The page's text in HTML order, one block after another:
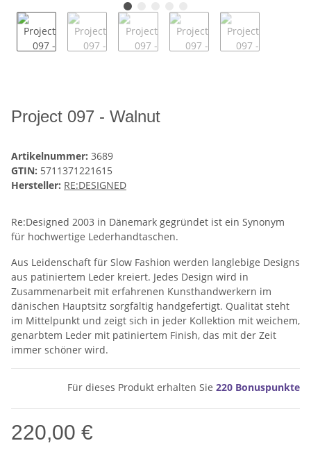
Project 097 - Walnut
Artikelnummer: 3689
GTIN: 5711371221615
Hersteller: RE:DESIGNED
Re:Designed 2003 in Dänemark gegründet ist ein Synonym
für hochwertige Lederhandtaschen.
Aus Leidenschaft für Slow Fashion werden langlebige Designs
aus patiniertem Leder kreiert. Jedes Design wird in
Zusammenarbeit mit erfahrenen Kunsthandwerkern im
dänischen Hauptsitz sorgfältig handgefertigt. Qualität steht
im Mittelpunkt und zeigt sich in jeder Kollektion mit weichem,
genarbtem Leder mit patiniertem Finish, das mit der Zeit
immer schöner wird.
Für dieses Produkt erhalten Sie 220 Bonuspunkte
220,00 €